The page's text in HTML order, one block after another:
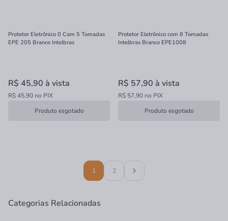
Protetor Eletrônico 0 Com 5 Tomadas
EPE 205 Branco Intelbras
R$ 45,90 à vista
R$ 45,90 no PIX
Produto esgotado
Protetor Eletrônico com 8 Tomadas
Intelbras Branco EPE1008
R$ 57,90 à vista
R$ 57,90 no PIX
Produto esgotado
1 2
Categorias Relacionadas